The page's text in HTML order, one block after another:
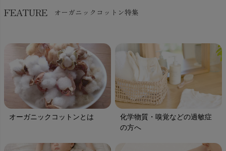
FEATURE オーガニックコットン特集
オーガニックコットンとは
化学物質・嗅覚などの過敏症
の方へ